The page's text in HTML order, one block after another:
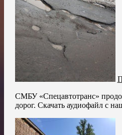
СМБУ «Спецавтотранс»
дорог. Скачать аудиофайл с